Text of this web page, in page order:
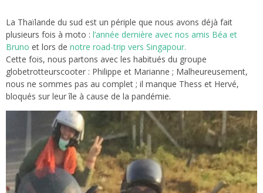
La Thaïlande du sud est un périple que nous avons déjà fait
plusieurs fois à moto : l’année dernière avec nos amis Béa et
Bruno et lors de notre road-trip vers Singapour.
Cette fois, nous partons avec les habitués du groupe
globetrotteurscooter : Philippe et Marianne ; Malheureusement,
nous ne sommes pas au complet ; il manque Thess et Hervé,
bloqués sur leur île à cause de la pandémie.